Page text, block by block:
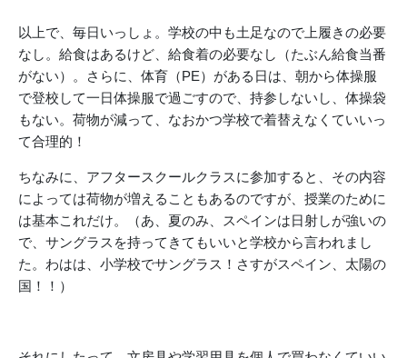
以上で、毎日いっしょ。学校の中も土足なので上履きの必要
なし。給食はあるけど、給食着の必要なし（たぶん給食当番
がない）。さらに、体育（PE）がある日は、朝から体操服
で登校して一日体操服で過ごすので、持参しないし、体操袋
もない。荷物が減って、なおかつ学校で着替えなくていいっ
て合理的！
ちなみに、アフタースクールクラスに参加すると、その内容
によっては荷物が増えることもあるのですが、授業のために
は基本これだけ。（あ、夏のみ、スペインは日射しが強いの
で、サングラスを持ってきてもいいと学校から言われまし
た。わはは、小学校でサングラス！さすがスペイン、太陽の
国！！）